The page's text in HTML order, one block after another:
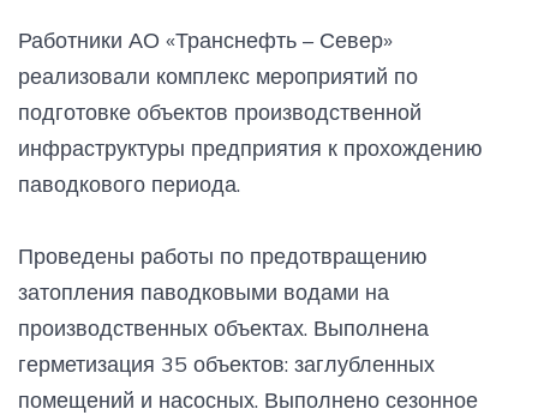
Работники АО «Транснефть – Север»
реализовали комплекс мероприятий по
подготовке объектов производственной
инфраструктуры предприятия к прохождению
паводкового периода.
Проведены работы по предотвращению
затопления паводковыми водами на
производственных объектах. Выполнена
герметизация 35 объектов: заглубленных
помещений и насосных. Выполнено сезонное